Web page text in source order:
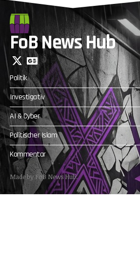
FoB News Hub
Politik
Investigativ
AI & Cyber
Politischer Islam
Kommentar
Made by FoB News Hub.